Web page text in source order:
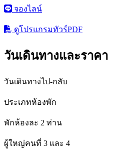
จองไลน์
ดูโปรแกรมทัวร์PDF
วันเดินทางและราคา
วันเดินทางไป-กลับ
ประเภทห้องพัก
พักห้องละ 2 ท่าน
ผู้ใหญ่คนที่ 3 และ 4